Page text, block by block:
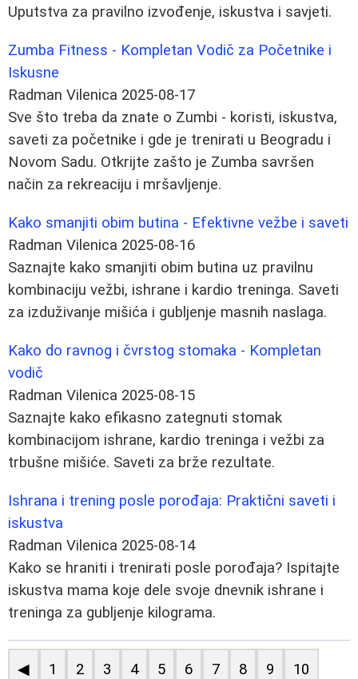
Uputstva za pravilno izvođenje, iskustva i savjeti.
Zumba Fitness - Kompletan Vodič za Početnike i
Iskusne
Radman Vilenica 2025-08-17
Sve što treba da znate o Zumbi - koristi, iskustva,
saveti za početnike i gde je trenirati u Beogradu i
Novom Sadu. Otkrijte zašto je Zumba savršen
način za rekreaciju i mršavljenje.
Kako smanjiti obim butina - Efektivne vežbe i saveti
Radman Vilenica 2025-08-16
Saznajte kako smanjiti obim butina uz pravilnu
kombinaciju vežbi, ishrane i kardio treninga. Saveti
za izduživanje mišića i gubljenje masnih naslaga.
Kako do ravnog i čvrstog stomaka - Kompletan
vodič
Radman Vilenica 2025-08-15
Saznajte kako efikasno zategnuti stomak
kombinacijom ishrane, kardio treninga i vežbi za
trbušne mišiće. Saveti za brže rezultate.
Ishrana i trening posle porođaja: Praktični saveti i
iskustva
Radman Vilenica 2025-08-14
Kako se hraniti i trenirati posle porođaja? Ispitajte
iskustva mama koje dele svoje dnevnik ishrane i
treninga za gubljenje kilograma.
◀ 1 2 3 4 5 6 7 8 9 10